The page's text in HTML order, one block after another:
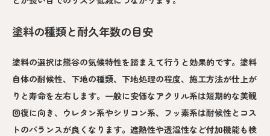
塗料の種類と耐久年数の目安
塗料の選択は熊谷の気候特性を踏まえて行うと効果的です。塗料
自体の耐候性、下地の種類、下地処理の程度、施工方法が仕上が
りと寿命を左右します。一般に安価なアクリル系は短期的な美観
回復に向き、ウレタン系やシリコン系、フッ素系は耐候性とコス
トのバランスが良くなります。遮熱性や透湿性など付加機能も検